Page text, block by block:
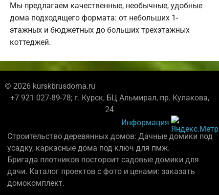
Мы предлагаем качественные, необычные, удобные
дома подходящего формата: от небольших 1-
этажных и бюджетных до больших трехэтажных
коттеджей.
© 2026 kurskbrusdoma.ru
+7 921 027-89-78; г. Курск, БЦ Альмирал, пр. Кулакова,
24
Информация
Строительство деревянных домов: Дачные домики под
усадку, каркасные дома под ключ для пмж.
Бригада плотников постороит садовые домики для
дачи. Каталог проектов с фото и ценами: заказать
домокомплект.